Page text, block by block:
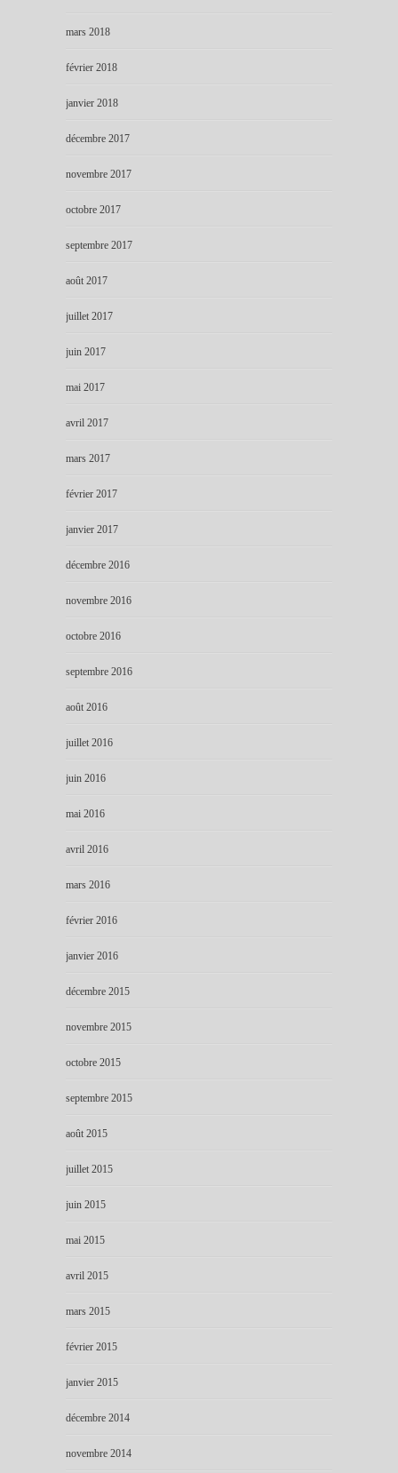
mars 2018
février 2018
janvier 2018
décembre 2017
novembre 2017
octobre 2017
septembre 2017
août 2017
juillet 2017
juin 2017
mai 2017
avril 2017
mars 2017
février 2017
janvier 2017
décembre 2016
novembre 2016
octobre 2016
septembre 2016
août 2016
juillet 2016
juin 2016
mai 2016
avril 2016
mars 2016
février 2016
janvier 2016
décembre 2015
novembre 2015
octobre 2015
septembre 2015
août 2015
juillet 2015
juin 2015
mai 2015
avril 2015
mars 2015
février 2015
janvier 2015
décembre 2014
novembre 2014